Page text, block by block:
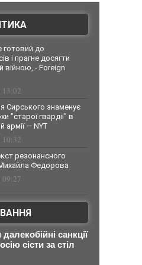
готовий до
і прагне досягти
війною, - Foreign
13:02
Сирського знаменує
"старої гвардії" в
армії — NYT
10:32
резонансного
Федорова
09:27
санкції
сісти за стіл